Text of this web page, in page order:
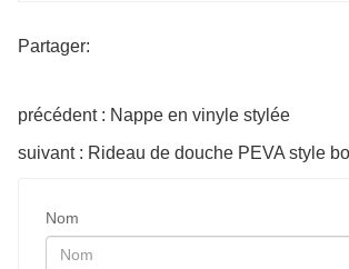
Partager:
précédent : Nappe en vinyle stylée
suivant : Rideau de douche PEVA style
Nom